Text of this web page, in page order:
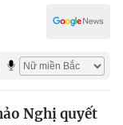
Nghị quyết